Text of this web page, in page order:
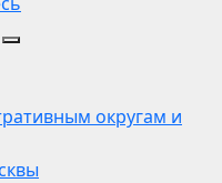
округам и